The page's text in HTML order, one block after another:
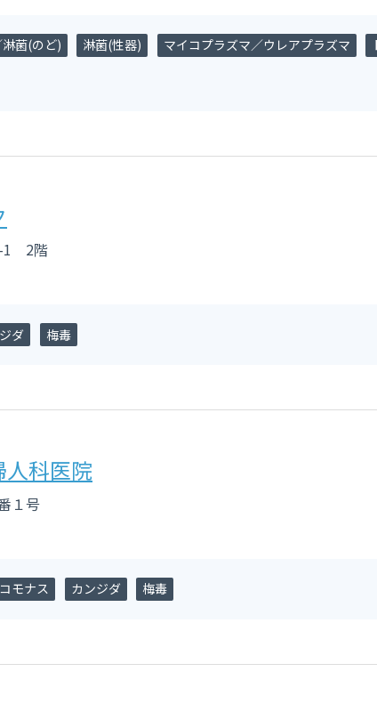
菌(のど) 淋菌(性器) マイコプラズマ／ウレアプラズマ
1 2階
ダ 梅毒
科医院
１号
モナス カンジダ 梅毒